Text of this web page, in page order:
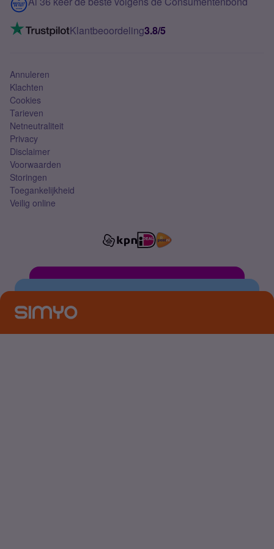
Mobiel internet
Mobiel abonnement
VoLTE 4G bellenKlantbeoordeling3.8/5
Annuleren
Klachten
Cookies
Tarieven
Netneutraliteit
Privacy
Disclaimer
Voorwaarden
Storingen
Toegankelijkheid
Veilig online